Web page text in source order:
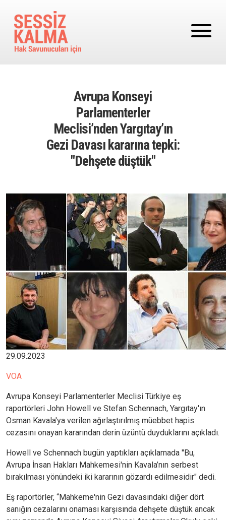
Avrupa Konseyi
Parlamenterler
Meclisi’nden Yargıtay’ın
Gezi Davası kararına tepki:
"Dehşete düştük"
Image
29.09.2023
VOA
Avrupa Konseyi Parlamenterler Meclisi Türkiye eş
raportörleri John Howell ve Stefan Schennach, Yargıtay'ın
Osman Kavala'ya verilen ağırlaştırılmış müebbet hapis
cezasını onayan kararından derin üzüntü duyduklarını açıkladı.
Howell ve Schennach bugün yaptıkları açıklamada "Bu,
Avrupa İnsan Hakları Mahkemesi'nin Kavala’nın serbest
bırakılması yönündeki iki kararının gözardı edilmesidir" dedi.
Eş raportörler, “Mahkeme'nin Gezi davasındaki diğer dört
sanığın cezalarını onaması karşısında dehşete düştük ancak